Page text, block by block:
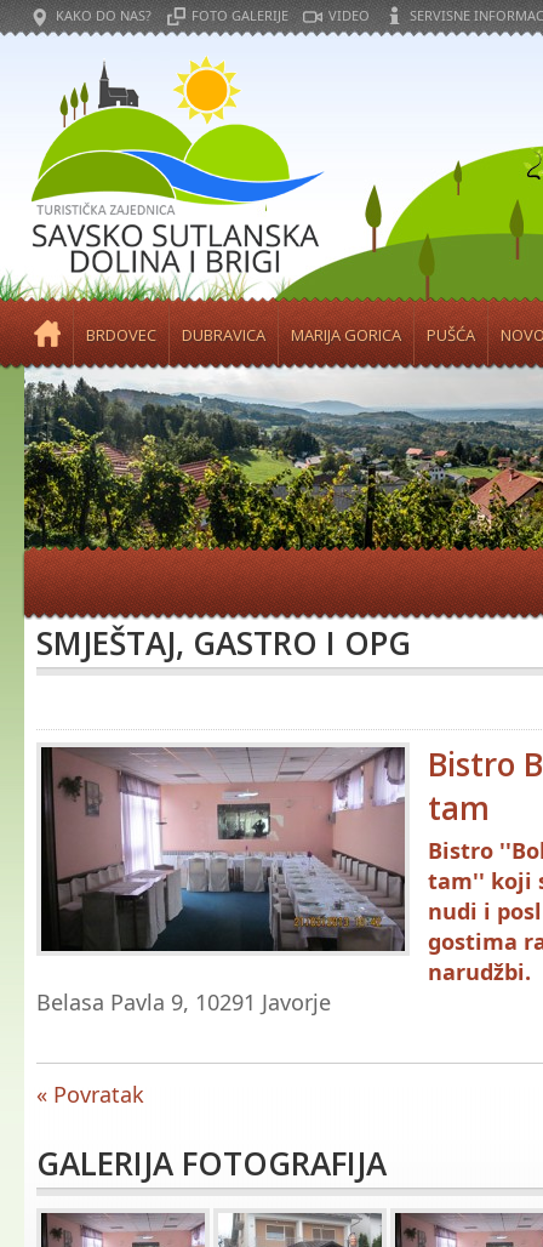
KAKO DO NAS? FOTO GALERIJE VIDEO SERVISNE
BRDOVEC DUBRAVICA MARIJA GORICA PUŠĆA
SMJEŠTAJ, GASTRO I OPG
Bistro
tam
Bistro
tam'' koji
nudi i
gostima
narudžbi.
Belasa Pavla 9, 10291 Javorje
« Povratak
GALERIJA FOTOGRAFIJA